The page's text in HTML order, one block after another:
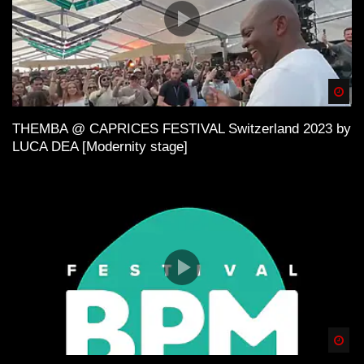
THEMBA @ CAPRICES FESTIVAL Switzerland 2023 by
LUCA DEA [Modernity stage]